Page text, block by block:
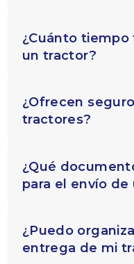
¿Cuánto
un tractor?
¿Ofrecen
tractores?
¿Qué
para el envío
¿Puedo
entrega de mi